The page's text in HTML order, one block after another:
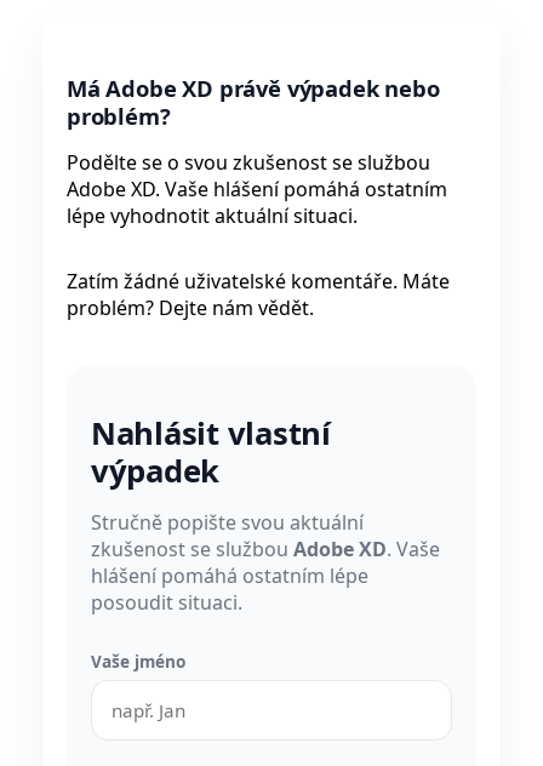
Má Adobe XD právě výpadek nebo
problém?
Podělte se o svou zkušenost se službou
Adobe XD. Vaše hlášení pomáhá ostatním
lépe vyhodnotit aktuální situaci.
Zatím žádné uživatelské komentáře. Máte
problém? Dejte nám vědět.
Nahlásit vlastní
výpadek
Stručně popište svou aktuální
zkušenost se službou Adobe XD. Vaše
hlášení pomáhá ostatním lépe
posoudit situaci.
Vaše jméno